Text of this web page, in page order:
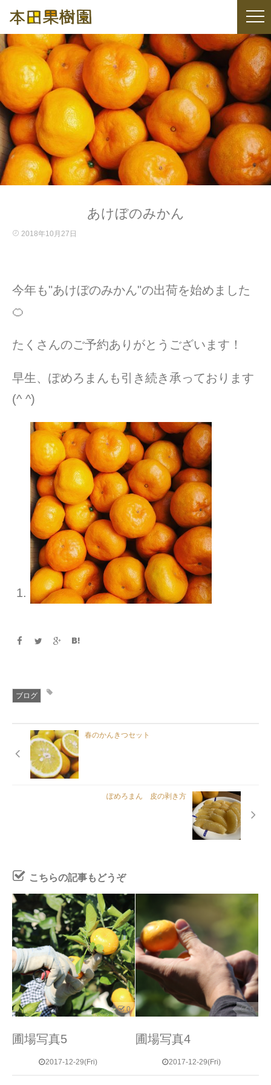
あけぼのみかん
2018年10月27日
今年も"あけぼのみかん"の出荷を始めました
🍊
たくさんのご予約ありがとうございます！
早生、ぽめろまんも引き続き承っております
(^ ^)
ブログ
春のかんきつセット
ぽめろまん 皮の剥き方
こちらの記事もどうぞ
0
圃場写真5
2017-12-29(Fri)
0
圃場写真4
2017-12-29(Fri)